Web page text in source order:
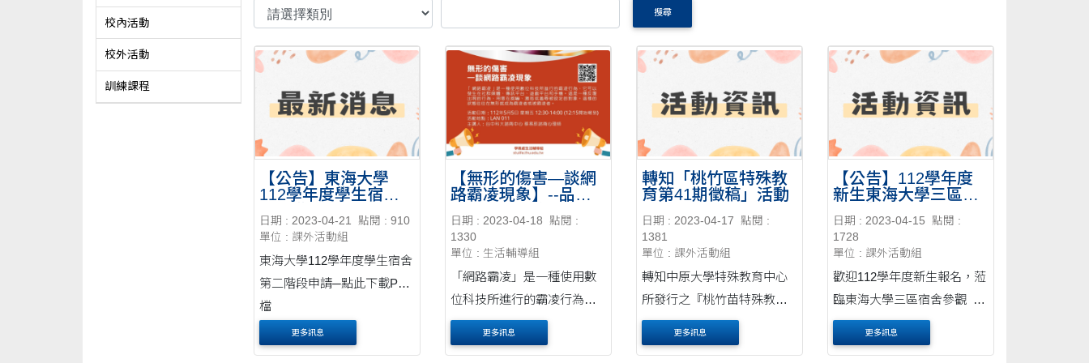
校內活動
校外活動
訓練課程
搜尋
【公告】東海大學
112學年度學生宿舍
日期 : 2023-04-21
點閱 : 910
單位 : 課外活動組
東海大學112學年度學生宿舍
第二階段申請─點此下載PDF
檔
更多訊息
【無形的傷害—談網
路霸凌現象】--品德
日期 : 2023-04-18
點閱 :
1330
單位 : 生活輔導組
「網路霸凌」是一種使用數
位科技所進行的霸凌行為，
它可以發生在社群媒體、傳
訊平台、遊戲平台和手機。
更多訊息
轉知「桃竹區特殊教
育第41期徵稿」活動
日期 : 2023-04-17
點閱 :
1381
單位 : 課外活動組
轉知中原大學特殊教育中心
所發行之『桃竹苗特殊教
育』第41 期徵稿，預定112
年7月出刊，敬請各位專家學
更多訊息
【公告】112學年度
新生東海大學三區宿
活動&報名資訊
日期 : 2023-04-15
點閱 :
1728
單位 : 課外活動組
歡迎112學年度新生報名，蒞
臨東海大學三區宿舍參觀
推開宿舍大門，搶先感受東
海校園生活的美好 東海大學
更多訊息